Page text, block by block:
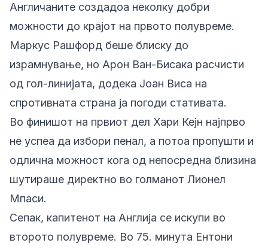
Англичаните создадоа неколку добри
можности до крајот на првото полувреме.
Маркус Рашфорд беше блиску до
израмнување, но Арон Ван-Бисака расчисти
од гол-линијата, додека Јоан Виса на
спротивната страна ја погоди стативата.
Во финишот на првиот дел Хари Кејн најпрво
не успеа да избори пенал, а потоа пропушти и
одлична можност кога од непосредна близина
шутираше директно во голманот Лионел
Мпаси.
Сепак, капитенот на Англија се искупи во
второто полувреме. Во 75. минута Ентони